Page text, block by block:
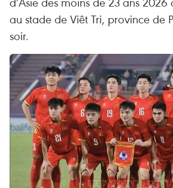
au stade de Viêt Tri, province de
soir.